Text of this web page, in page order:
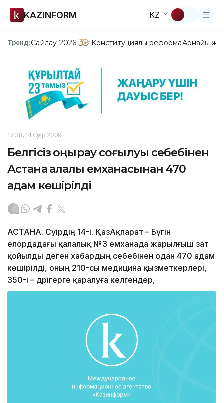
KAZINFORM KZ
Тренд:Сайлау-2026 Конституциялық реформаАрнайы
17:38, 14 Сәуір 2009
Белгісіз қоңырау соғылуы себебінен
Астана қалалық емханасынан 470
адам көшірілді
АСТАНА. Сәуірдің 14-і. ҚазАқпарат – Бүгін
елордадағы қалалық №3 емханада жарылғыш зат
қойылды деген хабардың себебінен одан 470 адам
көшірілді, оның 210-сы медицина қызметкерлері,
350-і – дәрігерге қаралуға келгендер,